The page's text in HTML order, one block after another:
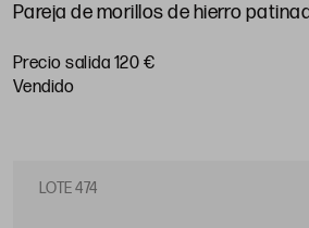
Pareja de morillos de hierro
Precio salida 120 €
vendido
LOTE 474